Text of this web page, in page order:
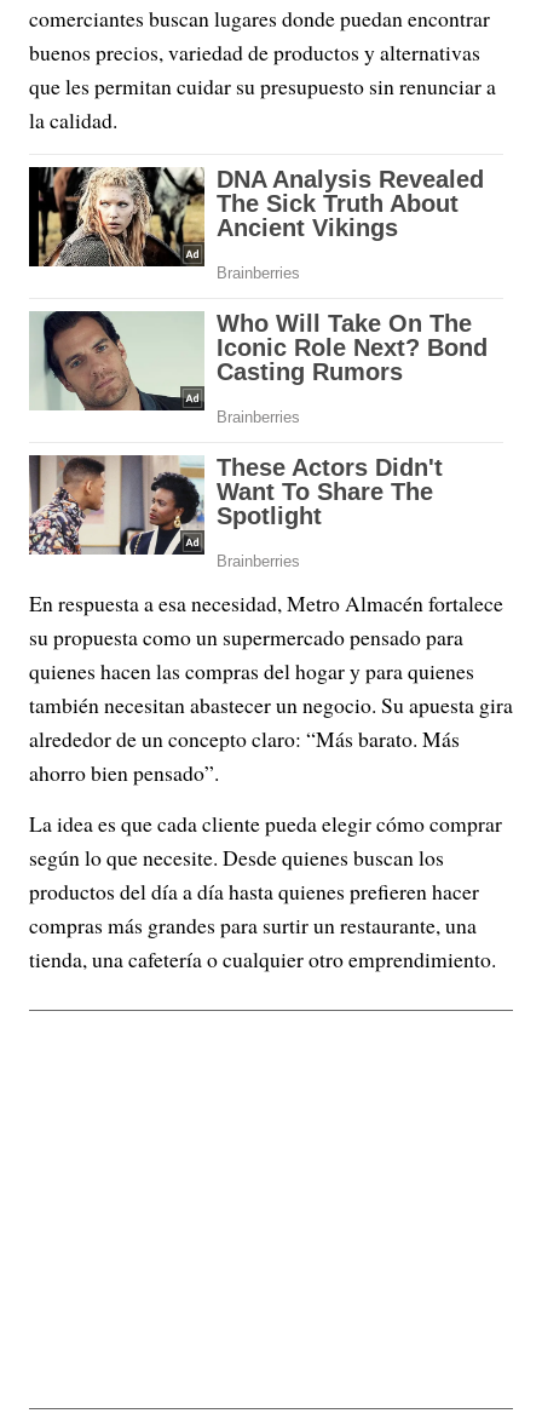
comerciantes buscan lugares donde puedan encontrar
buenos precios, variedad de productos y alternativas
que les permitan cuidar su presupuesto sin renunciar a
la calidad.
En respuesta a esa necesidad, Metro Almacén fortalece
su propuesta como un supermercado pensado para
quienes hacen las compras del hogar y para quienes
también necesitan abastecer un negocio. Su apuesta gira
alrededor de un concepto claro: “Más barato. Más
ahorro bien pensado”.
La idea es que cada cliente pueda elegir cómo comprar
según lo que necesite. Desde quienes buscan los
productos del día a día hasta quienes prefieren hacer
compras más grandes para surtir un restaurante, una
tienda, una cafetería o cualquier otro emprendimiento.